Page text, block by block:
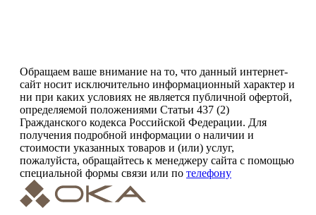
Обращаем ваше внимание на то, что данный интернет-
сайт носит исключительно информационный характер и
ни при каких условиях не является публичной офертой,
определяемой положениями Статьи 437 (2)
Гражданского кодекса Российской Федерации. Для
получения подробной информации о наличии и
стоимости указанных товаров и (или) услуг,
пожалуйста, обращайтесь к менеджеру сайта с помощью
специальной формы связи или по телефону